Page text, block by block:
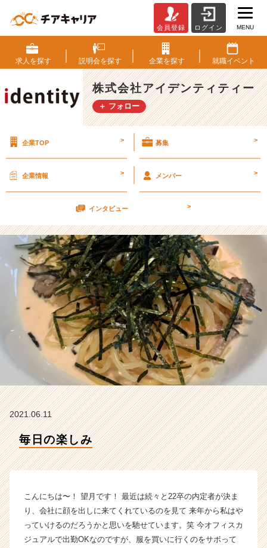
日
の
楽
し
み
【株
ア
ン
テ
テ
ィ
ー
の
タ
イ
ム
ラ
イ
ン】
|
ベ
ン
業
ら
ス
カ
会員登録 ログイン MENU
求人を探す 説明会を探す 企業を探す 就職イベント
株式会社アイデンティティー
＋ フォロー
企業TOP > 募集 >
企業情報 > メンバー >
インタビュー >
2021.06.11
毎日の楽しみ
こんにちは〜！ 望月です！ 最近は続々と22卒の内定者が決ま
り、会社に顔を出しに来てくれているのを見て 来年から私はや
っていけるのだろうかと思いを馳せています。笑 今オフィスカ
ジュアルで出勤OKなのですが、服を買いに行くのをサボって